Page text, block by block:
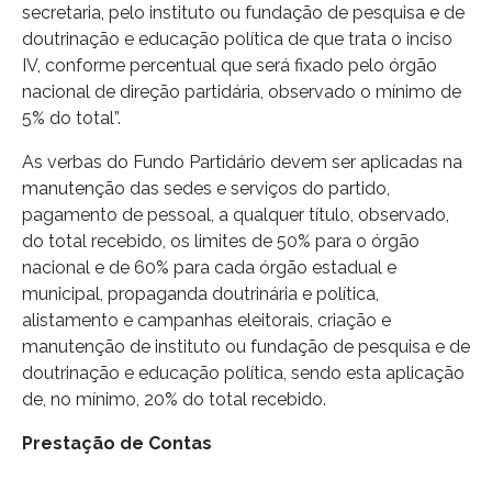
secretaria, pelo instituto ou fundação de pesquisa e de
doutrinação e educação política de que trata o inciso
IV, conforme percentual que será fixado pelo órgão
nacional de direção partidária, observado o mínimo de
5% do total”.
As verbas do Fundo Partidário devem ser aplicadas na
manutenção das sedes e serviços do partido,
pagamento de pessoal, a qualquer título, observado,
do total recebido, os limites de 50% para o órgão
nacional e de 60% para cada órgão estadual e
municipal, propaganda doutrinária e política,
alistamento e campanhas eleitorais, criação e
manutenção de instituto ou fundação de pesquisa e de
doutrinação e educação política, sendo esta aplicação
de, no mínimo, 20% do total recebido.
Prestação de Contas